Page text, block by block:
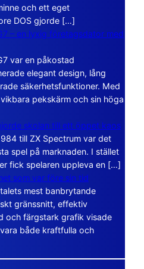
och ett eget
DOS gjorde […]
– en lyxig företagsdator med
var en påkostad
elegant design, lång
säkerhetsfunktioner. Med
pekskärm och sin höga
skolan till ett öppet kaos
till ZX Spectrum var det
spel på marknaden. I stället
fick spelaren uppleva en […]
som var före sin tid
mest banbrytande
gränssnitt, effektiv
och färgstark grafik visade
både kraftfulla och